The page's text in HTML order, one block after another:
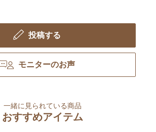
投稿する
モニターのお声
一緒に見られている商品
おすすめアイテム